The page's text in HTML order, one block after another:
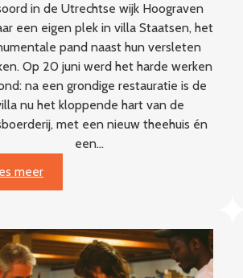
in de Utrechtse wijk Hoograven
een eigen plek in villa Staatsen, het
pand naast hun versleten
Op 20 juni werd het harde werken
na een grondige restauratie is de
nu het kloppende hart van de
met een nieuw theehuis én
een…
meer
:
Van
villa
naar
kloppend